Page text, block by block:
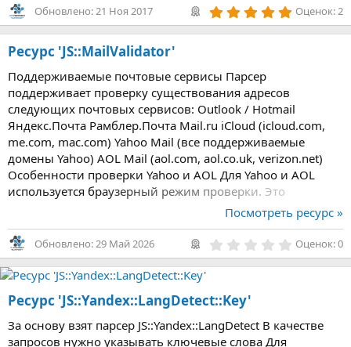
Обновлено:21 Ноя 2017 5
,
0
д
Оценок: 2
Ресурс 'JS::MailValidator'
Поддерживаемые почтовые сервисы Парсер
поддерживает проверку существования адресов
следующих почтовых сервисов: Outlook / Hotmail
Яндекс.Почта Рамблер.Почта Mail.ru iCloud (icloud.com,
me.com, mac.com) Yahoo Mail (все поддерживаемые
домены Yahoo) AOL Mail (aol.com, aol.co.uk, verizon.net)
Особенности проверки Yahoo и AOL Для Yahoo и AOL
используется браузерный режим проверки. Это
обеспечивает совместимость с данными почтовыми
сервисами, однако такая проверка работает медленнее
стандартной...
Посмотреть ресурс »
Обновлено:29 Май 2026 0
,
0
з
Оценок: 0
Ресурс 'JS::Yandex::LangDetect::Key'
За основу взят парсер JS::Yandex::LangDetect В качестве
запросов нужно указывать ключевые слова Для